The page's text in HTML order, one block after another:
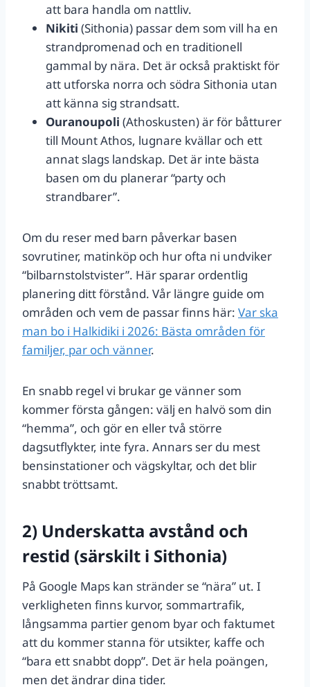
att bara handla om nattliv.
Nikiti (Sithonia) passar dem som vill ha en
strandpromenad och en traditionell
gammal by nära. Det är också praktiskt för
att utforska norra och södra Sithonia utan
att känna sig strandsatt.
Ouranoupoli (Athoskusten) är för båtturer
till Mount Athos, lugnare kvällar och ett
annat slags landskap. Det är inte bästa
basen om du planerar “party och
strandbarer”.
Om du reser med barn påverkar basen
sovrutiner, matinköp och hur ofta ni undviker
“bilbarnstolstvister”. Här sparar ordentlig
planering ditt förstånd. Vår längre guide om
områden och vem de passar finns här: Var ska
man bo i Halkidiki i 2026: Bästa områden för
familjer, par och vänner.
En snabb regel vi brukar ge vänner som
kommer första gången: välj en halvö som din
“hemma”, och gör en eller två större
dagsutflykter, inte fyra. Annars ser du mest
bensinstationer och vägskyltar, och det blir
snabbt tröttsamt.
2) Underskatta avstånd och
restid (särskilt i Sithonia)
På Google Maps kan stränder se “nära” ut. I
verkligheten finns kurvor, sommartrafik,
långsamma partier genom byar och faktumet
att du kommer stanna för utsikter, kaffe och
“bara ett snabbt dopp”. Det är hela poängen,
men det ändrar dina tider.